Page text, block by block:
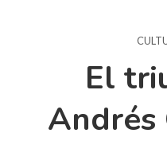
El
Andrés